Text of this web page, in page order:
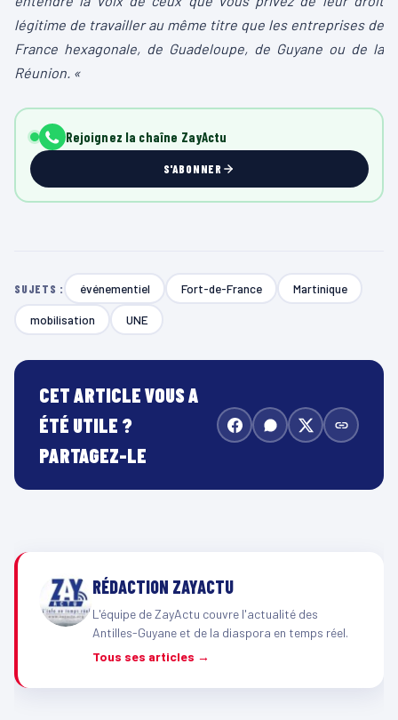
légitime de travailler au même titre que les entreprises de
France hexagonale, de Guadeloupe, de Guyane ou de la
Réunion. «
Rejoignez la chaîne ZayActu
S'ABONNER
SUJETS : événementiel Fort-de-France Martinique
mobilisation UNE
CET ARTICLE VOUS A
ÉTÉ UTILE ?
PARTAGEZ-LE
RÉDACTION ZAYACTU
L'équipe de ZayActu couvre l'actualité des
Antilles-Guyane et de la diaspora en temps réel.
Tous ses articles →